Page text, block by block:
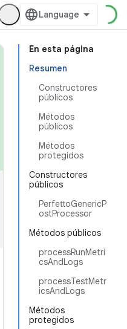
En esta página
Resumen
Constructores
públicos
Métodos
públicos
Métodos
protegidos
Constructores
públicos
PerfettoGenericP
ostProcessor
Métodos públicos
processRunMetri
csAndLogs
processTestMetr
icsAndLogs
Métodos
protegidos